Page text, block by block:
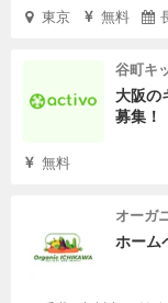
東京 無料
谷町キ
大阪の
募集！
無料
オーガ
ホーム